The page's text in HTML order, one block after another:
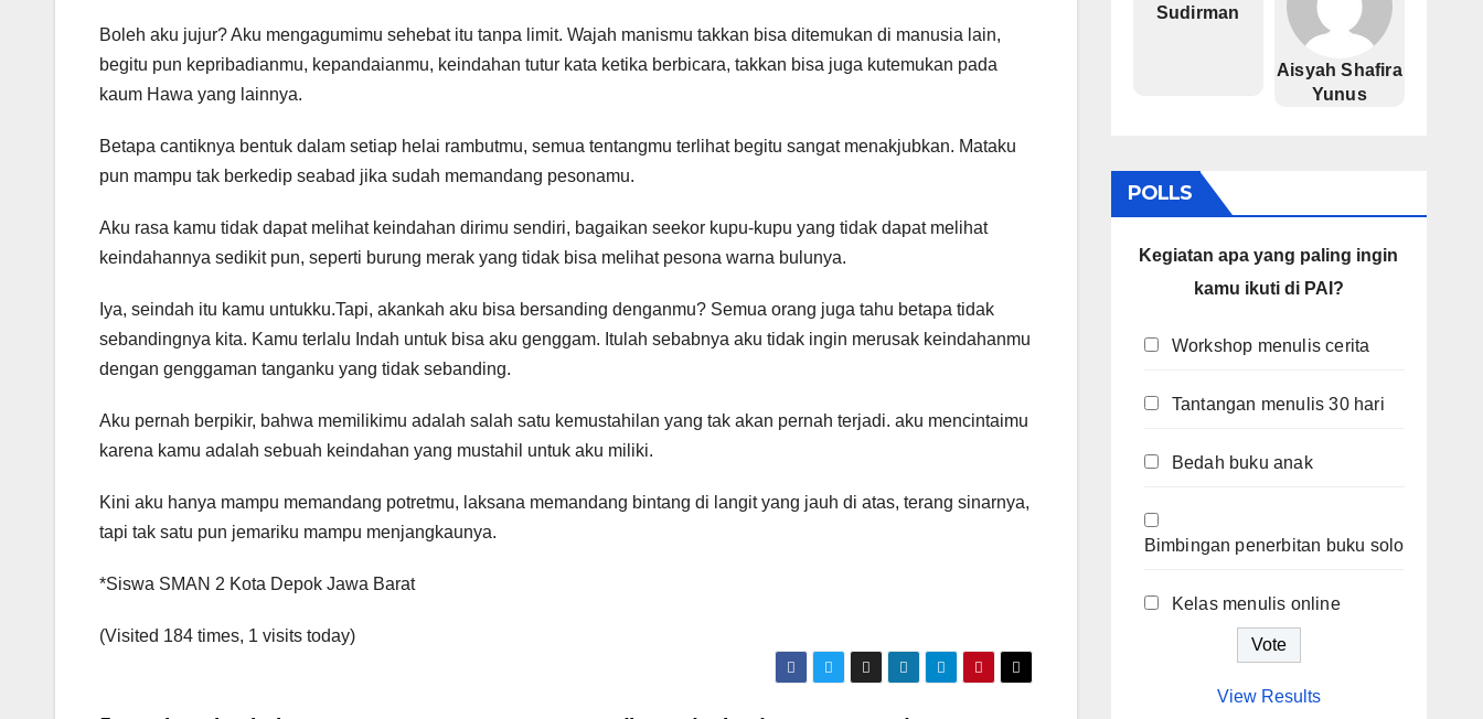
Boleh aku jujur? Aku mengagumimu sehebat itu tanpa limit. Wajah manismu takkan bisa ditemukan di manusia lain,
begitu pun kepribadianmu, kepandaianmu, keindahan tutur kata ketika berbicara, takkan bisa juga kutemukan pada
kaum Hawa yang lainnya.
Betapa cantiknya bentuk dalam setiap helai rambutmu, semua tentangmu terlihat begitu sangat menakjubkan. Mataku
pun mampu tak berkedip seabad jika sudah memandang pesonamu.
Aku rasa kamu tidak dapat melihat keindahan dirimu sendiri, bagaikan seekor kupu-kupu yang tidak dapat melihat
keindahannya sedikit pun, seperti burung merak yang tidak bisa melihat pesona warna bulunya.
Iya, seindah itu kamu untukku.Tapi, akankah aku bisa bersanding denganmu? Semua orang juga tahu betapa tidak
sebandingnya kita. Kamu terlalu Indah untuk bisa aku genggam. Itulah sebabnya aku tidak ingin merusak keindahanmu
dengan genggaman tanganku yang tidak sebanding.
Aku pernah berpikir, bahwa memilikimu adalah salah satu kemustahilan yang tak akan pernah terjadi. aku mencintaimu
karena kamu adalah sebuah keindahan yang mustahil untuk aku miliki.
Kini aku hanya mampu memandang potretmu, laksana memandang bintang di langit yang jauh di atas, terang sinarnya,
tapi tak satu pun jemariku mampu menjangkaunya.
*Siswa SMAN 2 Kota Depok Jawa Barat
(Visited 184 times, 1 visits today)
Sudirman
Aisyah Shafira
Yunus
POLLS
Kegiatan apa yang paling ingin
kamu ikuti di PAI?
Workshop menulis cerita
Tantangan menulis 30 hari
Bedah buku anak
Bimbingan penerbitan buku solo
Kelas menulis online
View Results